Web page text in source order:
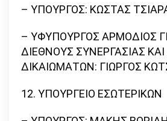
– ΥΠΟΥΡΓΟΣ: ΚΩΣΤΑΣ
– ΥΦΥΠΟΥΡΓΟΣ ΑΡΜΟΔΙΟΣ
ΔΙΕΘΝΟΥΣ ΣΥΝΕΡΓΑΣΙΑΣ
ΔΙΚΑΙΩΜΑΤΩΝ: ΓΙΩΡΓΟΣ
12. ΥΠΟΥΡΓΕΙΟ ΕΣΩΤΕΡΙΚΩΝ